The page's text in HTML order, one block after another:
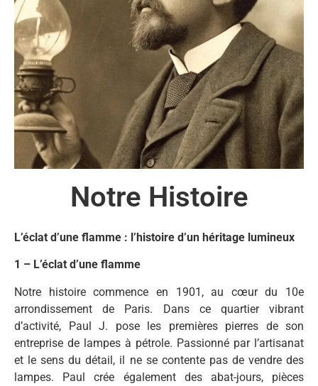
Notre Histoire
L’éclat d’une flamme : l’histoire d’un héritage lumineux
1 – L’éclat d’une flamme
Notre histoire commence en 1901, au cœur du 10e
arrondissement de Paris. Dans ce quartier vibrant
d’activité, Paul J. pose les premières pierres de son
entreprise de lampes à pétrole. Passionné par l’artisanat
et le sens du détail, il ne se contente pas de vendre des
lampes. Paul crée également des abat-jours, pièces